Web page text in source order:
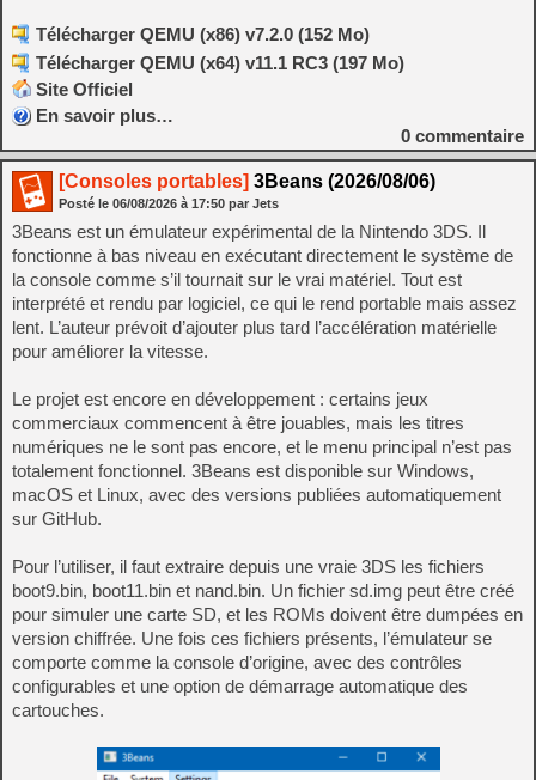
Télécharger QEMU (x86) v7.2.0 (152 Mo)
Télécharger QEMU (x64) v11.1 RC3 (197 Mo)
Site Officiel
En savoir plus…
0 commentaire
[Consoles portables] 3Beans (2026/08/06)
Posté le 06/08/2026 à 17:50 par Jets
3Beans est un émulateur expérimental de la Nintendo 3DS. Il
fonctionne à bas niveau en exécutant directement le système de
la console comme s’il tournait sur le vrai matériel. Tout est
interprété et rendu par logiciel, ce qui le rend portable mais assez
lent. L’auteur prévoit d’ajouter plus tard l’accélération matérielle
pour améliorer la vitesse.
Le projet est encore en développement : certains jeux
commerciaux commencent à être jouables, mais les titres
numériques ne le sont pas encore, et le menu principal n’est pas
totalement fonctionnel. 3Beans est disponible sur Windows,
macOS et Linux, avec des versions publiées automatiquement
sur GitHub.
Pour l’utiliser, il faut extraire depuis une vraie 3DS les fichiers
boot9.bin, boot11.bin et nand.bin. Un fichier sd.img peut être créé
pour simuler une carte SD, et les ROMs doivent être dumpées en
version chiffrée. Une fois ces fichiers présents, l’émulateur se
comporte comme la console d’origine, avec des contrôles
configurables et une option de démarrage automatique des
cartouches.